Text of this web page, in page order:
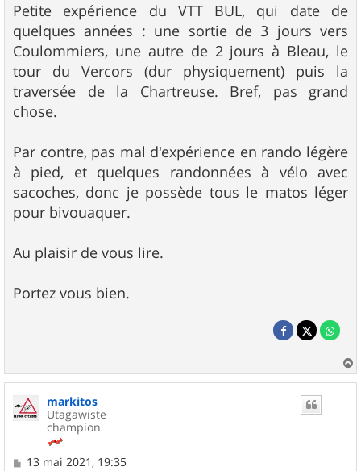
Petite expérience du VTT BUL, qui date de
quelques années : une sortie de 3 jours vers
Coulommiers, une autre de 2 jours à Bleau, le
tour du Vercors (dur physiquement) puis la
traversée de la Chartreuse. Bref, pas grand
chose.
Par contre, pas mal d'expérience en rando légère
à pied, et quelques randonnées à vélo avec
sacoches, donc je possède tous le matos léger
pour bivouaquer.
Au plaisir de vous lire.
Portez vous bien.
a
markitos
Utagawiste
champion
M13 mai 2021, 19:35